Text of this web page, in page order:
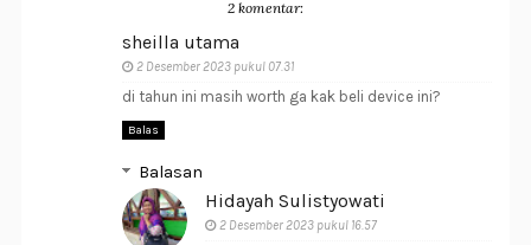
2 komentar:
sheilla utama
2 Desember 2023 pukul 07.31
di tahun ini masih worth ga kak beli device ini?
Balas
Balasan
Hidayah Sulistyowati
2 Desember 2023 pukul 16.57